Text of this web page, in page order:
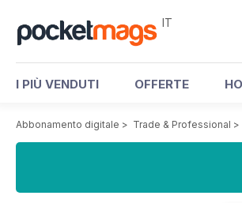
IT
I PIÙ VENDUTI OFFERTE
Abbonamento digitale > Trade & Professional >